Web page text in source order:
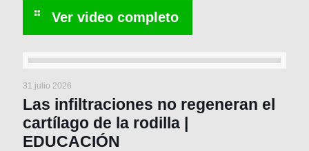
31 julio 2026
Las infiltraciones no regeneran el
cartílago de la rodilla |
EDUCACIÓN